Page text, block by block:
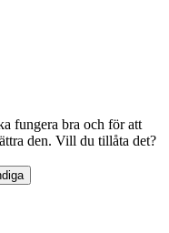
fungera bra och för att
den. Vill du tillåta det?